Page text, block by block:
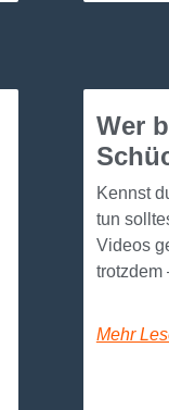
Wer
Kennst
tun
Videos
trotzdem
Mehr